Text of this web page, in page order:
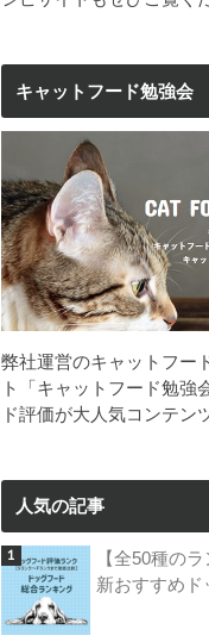
キャットフード勉強会
弊社運営のキャットフー
ト「キャットフード勉強
ド評価が大人気コンテン
人気の記事
【全50種の
新おすすめ